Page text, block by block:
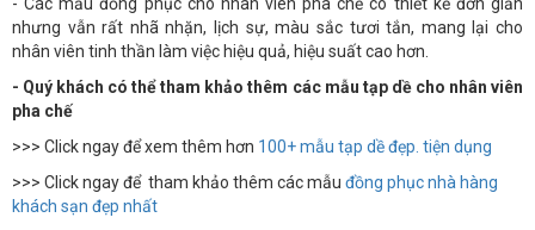
nhưng vẫn rất nhã nhặn, lịch sự, màu sắc tươi tắn, mang lại cho
nhân viên tinh thần làm việc hiệu quả, hiệu suất cao hơn.
- Quý khách có thể tham khảo thêm các mẫu tạp dề cho nhân viên
pha chế
>>> Click ngay để xem thêm hơn 100+ mẫu tạp dề đẹp. tiện dụng
>>> Click ngay để tham khảo thêm các mẫu đồng phục nhà hàng
khách sạn đẹp nhất